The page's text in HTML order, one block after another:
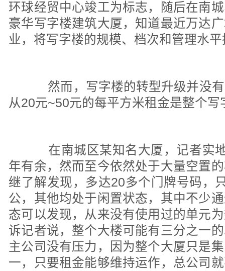
环球经贸中心竣工为标志，随后在南
豪华写字楼建筑大厦，知道最近万达
业，将写字楼的规模、档次和管理水
然而，写字楼的转型升级并没有
从20元~50元的每平方米租金是整个写
在南城区某知名大厦，记者实
年有余，然而至今依然处于大量空置
继了解发现，多达20多个门牌号码，
公，其他均处于闲置状态，其中不少
态可以发现，从来没有使用过的单元
诉记者说，整个大楼可能有三分之一
主公司没有压力，因为整个大厦只是
一，只要租金能够维持运作，总公司